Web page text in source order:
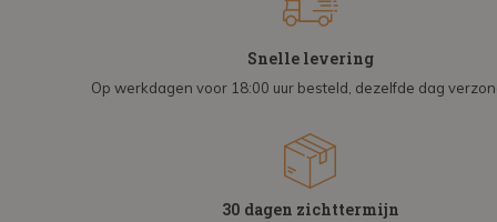
Snelle levering
Op werkdagen voor 18:00 uur besteld, dezelfde dag
30 dagen zichttermijn